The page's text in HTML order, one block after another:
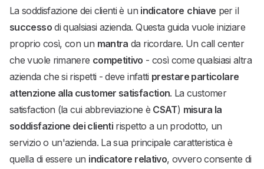
La soddisfazione dei clienti è un indicatore chiave per il
successodi qualsiasi azienda. Questa guida vuole iniziare
proprio così, con un mantra da ricordare. Un call center
che vuole rimanere competitivo - così come qualsiasi altra
azienda che si rispetti - deve infatti prestare particolare
attenzione alla customer satisfaction. La customer
satisfaction (la cui abbreviazione è CSAT) misura la
soddisfazione dei clienti rispetto a un prodotto, un
servizio o un'azienda. La sua principale caratteristica è
quella di essere un indicatore relativo, ovvero consente di